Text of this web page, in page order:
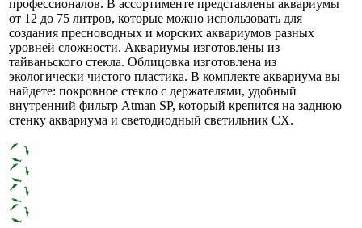
профессионалов. В ассортименте представлены аквариумы
от 12 до 75 литров, которые можно использовать для
создания пресноводных и морских аквариумов разных
уровней сложности. Аквариумы изготовлены из
тайваньского стекла. Облицовка изготовлена из
экологически чистого пластика. В комплекте аквариума вы
найдете: покровное стекло с держателями, удобный
внутренний фильтр Atman SP, который крепится на заднюю
стенку аквариума и светодиодный светильник CX.